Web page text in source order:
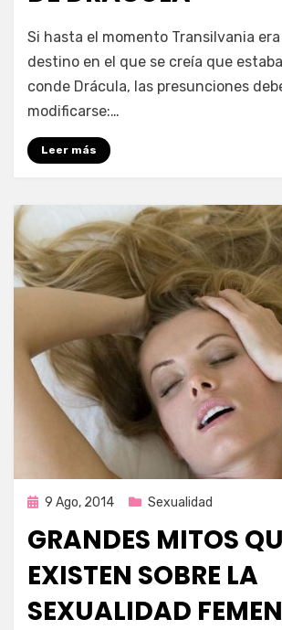
por Enrique
Si hasta el momento Transilvania
destino en el que se creía que
conde Drácula, las presunciones
modificarse:…
Leer más
Publicada
9 Ago, 2014 Sexualidad
GRANDES MITOS
EXISTEN SOBRE LA
SEXUALIDAD